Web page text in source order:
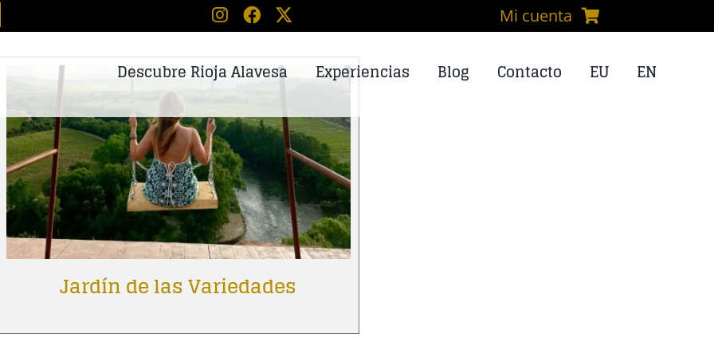
Mi cuenta
Descubre Rioja Alavesa Experiencias Blog Contacto EU EN
Jardín de las Variedades